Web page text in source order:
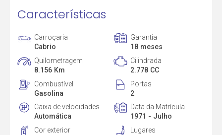
Características
Carroçaria
Cabrio
Garantia
18 meses
Quilometragem
8.156 Km
Cilindrada
2.778 CC
Combustível
Gasolina
Portas
2
Caixa de velocidades
Automática
Data da Matrícula
1971 - Julho
Cor exterior
Lugares